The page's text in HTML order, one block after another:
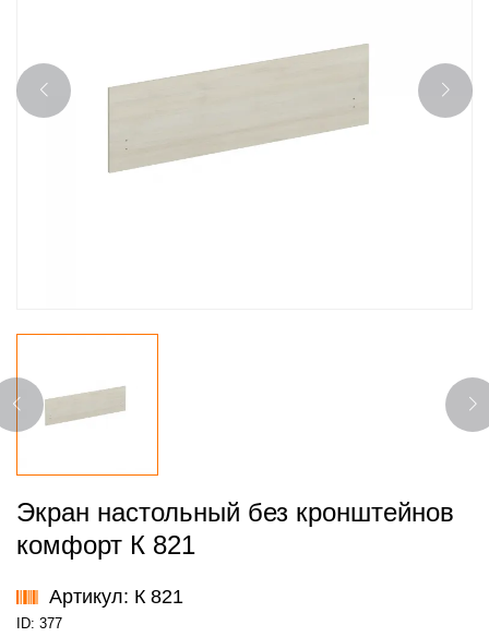
Экран настольный без кронштейнов
комфорт К 821
Артикул: К 821
ID: 377